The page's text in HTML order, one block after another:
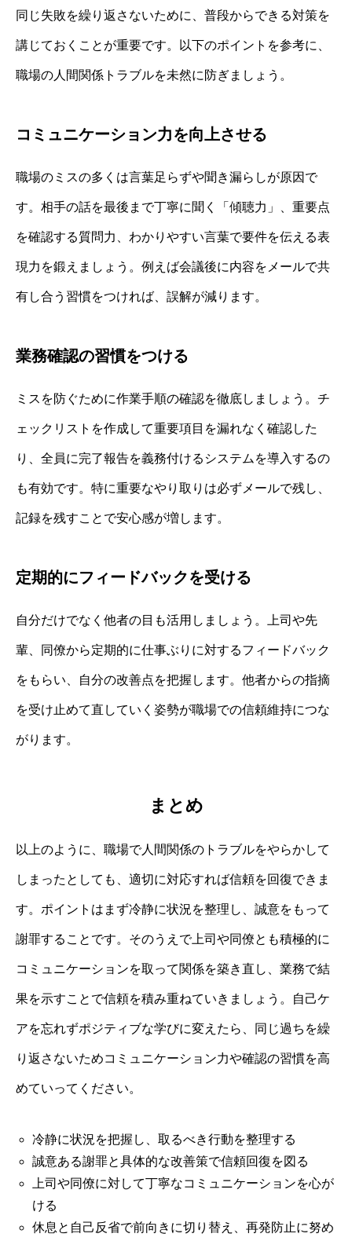
同じ失敗を繰り返さないために、普段からできる対策を
講じておくことが重要です。以下のポイントを参考に、
職場の人間関係トラブルを未然に防ぎましょう。
コミュニケーション力を向上させる
職場のミスの多くは言葉足らずや聞き漏らしが原因で
す。相手の話を最後まで丁寧に聞く「傾聴力」、重要点
を確認する質問力、わかりやすい言葉で要件を伝える表
現力を鍛えましょう。例えば会議後に内容をメールで共
有し合う習慣をつければ、誤解が減ります。
業務確認の習慣をつける
ミスを防ぐために作業手順の確認を徹底しましょう。チ
ェックリストを作成して重要項目を漏れなく確認した
り、全員に完了報告を義務付けるシステムを導入するの
も有効です。特に重要なやり取りは必ずメールで残し、
記録を残すことで安心感が増します。
定期的にフィードバックを受ける
自分だけでなく他者の目も活用しましょう。上司や先
輩、同僚から定期的に仕事ぶりに対するフィードバック
をもらい、自分の改善点を把握します。他者からの指摘
を受け止めて直していく姿勢が職場での信頼維持につな
がります。
まとめ
以上のように、職場で人間関係のトラブルをやらかして
しまったとしても、適切に対応すれば信頼を回復できま
す。ポイントはまず冷静に状況を整理し、誠意をもって
謝罪することです。そのうえで上司や同僚とも積極的に
コミュニケーションを取って関係を築き直し、業務で結
果を示すことで信頼を積み重ねていきましょう。自己ケ
アを忘れずポジティブな学びに変えたら、同じ過ちを繰
り返さないためコミュニケーション力や確認の習慣を高
めていってください。
冷静に状況を把握し、取るべき行動を整理する
誠意ある謝罪と具体的な改善策で信頼回復を図る
上司や同僚に対して丁寧なコミュニケーションを心が
ける
休息と自己反省で前向きに切り替え、再発防止に努め